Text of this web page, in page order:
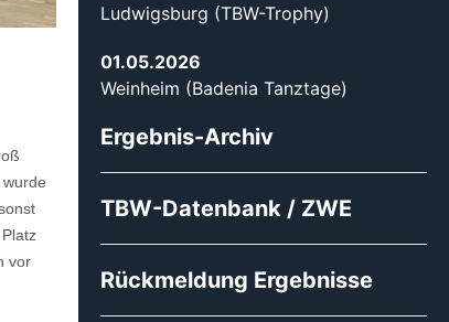
vor
Ludwigsburg (TBW-Trophy)
01.05.2026
Weinheim (Badenia Tanztage)
Ergebnis-Archiv
TBW-Datenbank / ZWE
Rückmeldung Ergebnisse